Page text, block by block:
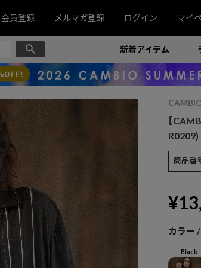
会員登録 メルマガ登録 ログイン マイ
新着アイテム
【
R0209)
商品番
¥
カラー
Black